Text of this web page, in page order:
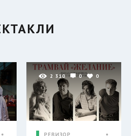
2 310 0 0
РЕВИЗОР